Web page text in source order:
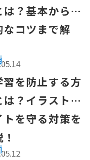
は？基本から実
なコツまで解
トやサイトを守る
習を防止する方
は？イラストや
トを守る対策を